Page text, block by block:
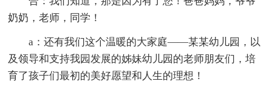
奶奶，老师，同学！
a：还有我们这个温暖的大家庭——某某幼儿园，以
及领导和支持我园发展的姊妹幼儿园的老师朋友们，培
育了孩子们最初的美好愿望和人生的理想！